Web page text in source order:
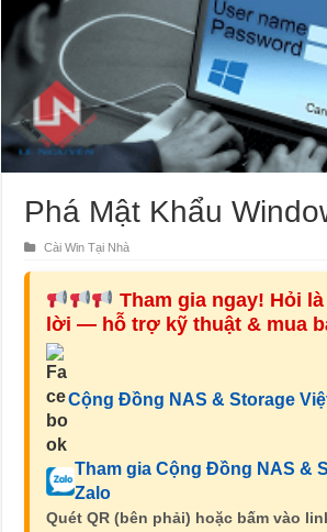
Phá Mật Khẩu
Cài Win Tại Nhà
Tham gia ngay! Hỏi
lời — hỗ trợ kỹ thuật & mua
Cộng Đồng NAS & Storage
Tham gia Cộng Đồng NAS &
Zalo
Quét QR (bên phải) hoặc bấm vào